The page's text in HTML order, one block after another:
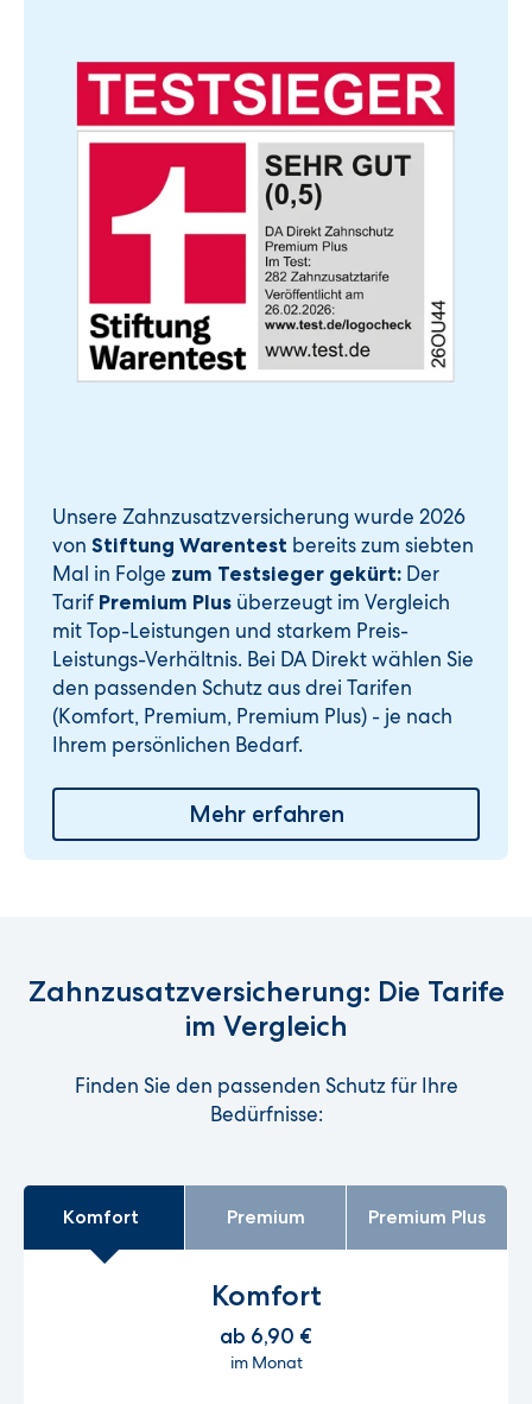
Unsere Zahnzusatzversicherung wurde 2026
von Stiftung Warentest bereits zum siebten
Mal in Folge zum Testsieger gekürt: Der
Tarif Premium Plus überzeugt im Vergleich
mit Top-Leistungen und starkem Preis-
Leistungs-Verhältnis. Bei DA Direkt wählen Sie
den passenden Schutz aus drei Tarifen
(Komfort, Premium, Premium Plus) - je nach
Ihrem persönlichen Bedarf.
Mehr erfahren
Zahnzusatzversicherung: Die Tarife
im Vergleich
Finden Sie den passenden Schutz für Ihre
Bedürfnisse:
Komfort Premium Premium Plus
Komfort
ab 6,90 €
im Monat